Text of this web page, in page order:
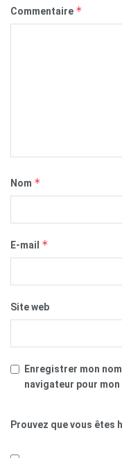
Commentaire *
Nom *
E-mail *
Site web
Enregistrer mon
navigateur pour
Prouvez que vous êtes